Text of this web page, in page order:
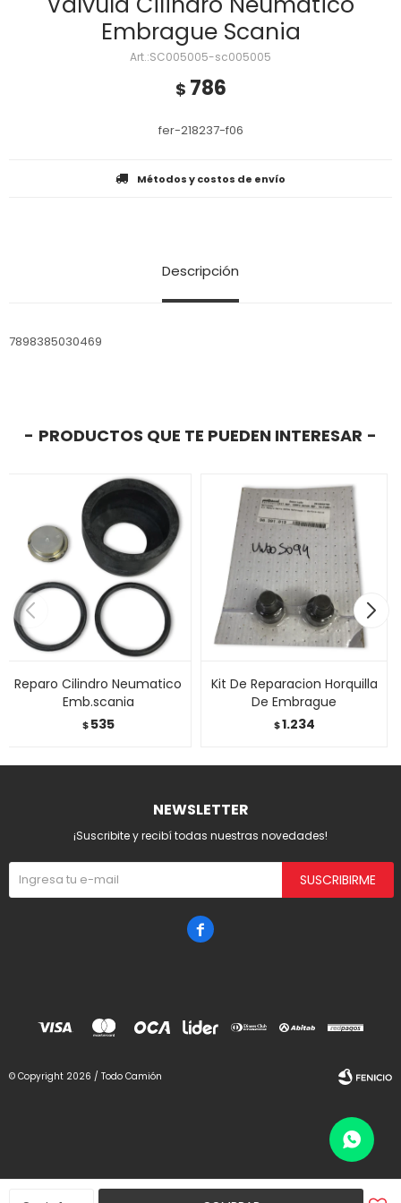
Embrague Scania
SC005005-sc005005
$ 786
fer-218237-f06
Métodos y costos de envío
Descripción
7898385030469
PRODUCTOS QUE TE PUEDEN INTERESAR
Reparo Cilindro Neumatico
Emb.scania
$ 535
Kit De Reparacion Horquilla
De Embrague
$1.234
NEWSLETTER
¡Suscribite y recibí todas nuestras novedades!
SUSCRIBIRME

© Copyright 2026 / Todo Camión
Fenicio